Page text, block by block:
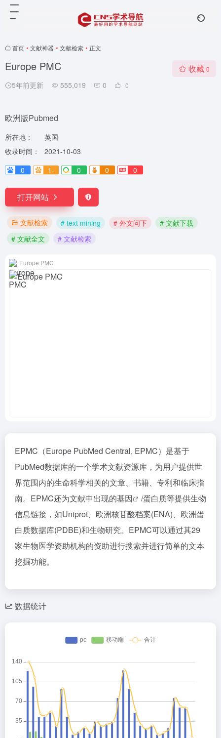
首页 • 文献神器 • 文献检索 • 正文
Europe PMC
5年前更新 555,019 0 0
收藏 0
欧洲版Pubmed
所在地：
英国
收录时间：
2021-10-03
0
1- 0 0 0
打开网站
文献检索 # text mining # 外文问下
# 文献下载
# 文献全文
# 文献检索
Europe PMC
EPMC（Europe PubMed Central, EPMC）是基于
PubMed数据库的一个学术文献资源库，为用户提供世
界范围内的生命科学相关的文章、书籍、专利和临床指
南。EPMC还为文献中出现的基因
/蛋白质等提供生物
信息链接，如Uniprot、欧洲核苷酸档案(ENA)、欧洲蛋
白质数据库(PDBE)和生物研究。EPMC可以通过其29
家生物医学资助机构的资助进行搜索并进行简单的文本
挖掘功能。
数据统计